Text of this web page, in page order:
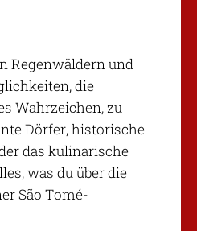
Regenwäldern und
die
Wahrzeichen, zu
Dörfer, historische
das kulinarische
was du über die
São Tomé-